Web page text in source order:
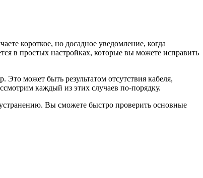
короткое, но досадное уведомление, когда
в простых настройках, которые вы можете исправить
может быть результатом отсутствия кабеля,
каждый из этих случаев по-порядку.
Вы сможете быстро проверить основные